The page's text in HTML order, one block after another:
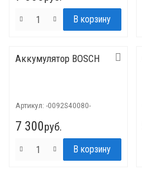
Аккумулятор BOSCH
Артикул: -0092S40080-
7 300руб.